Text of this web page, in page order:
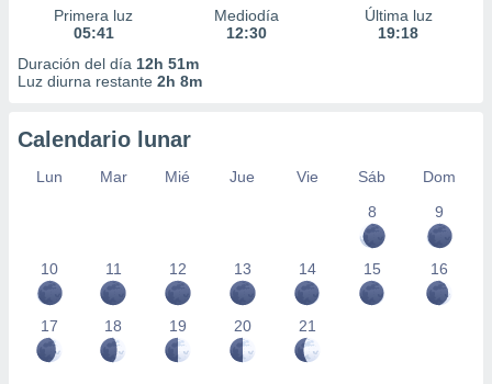
Primera luz
05:41
Mediodía
12:30
Última luz
19:18
Duración del día 12h 51m
Luz diurna restante 2h 8m
Calendario lunar
Lun Mar Mié Jue Vie Sáb
Dom
8
9
10 11 12 13 14 15 16
17 18 19 20 21